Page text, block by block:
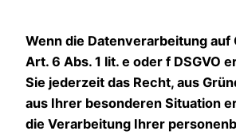
Wenn die Datenverarbeitung auf
Art. 6 Abs. 1 lit. e oder f DSGVO
Sie jederzeit das Recht, aus
aus Ihrer besonderen Situation
die Verarbeitung Ihrer